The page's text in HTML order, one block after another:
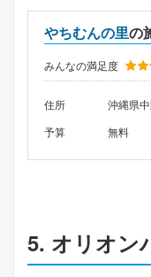
やちむんの里の
みんなの満足度
住所 沖縄県
予算
無料
5. オリオン